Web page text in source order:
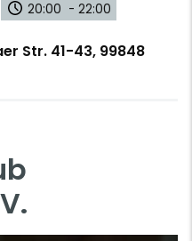
20:00 - 22:00
Str. 41-43, 99848